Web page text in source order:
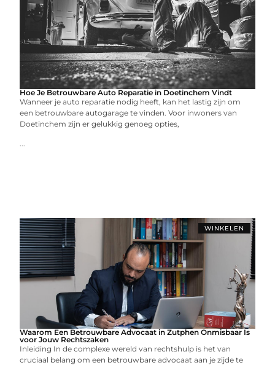
Hoe Je Betrouwbare Auto Reparatie in Doetinchem Vindt
Wanneer je auto reparatie nodig heeft, kan het lastig zijn om
een betrouwbare autogarage te vinden. Voor inwoners van
Doetinchem zijn er gelukkig genoeg opties,
...
WINKELEN
Waarom Een Betrouwbare Advocaat in Zutphen Onmisbaar Is
voor Jouw Rechtszaken
Inleiding In de complexe wereld van rechtshulp is het van
cruciaal belang om een betrouwbare advocaat aan je zijde te